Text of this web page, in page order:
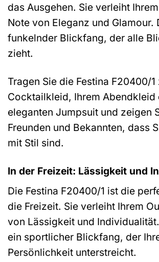
das Ausgehen. Sie verleiht
Note von Eleganz und Glamour.
funkelnder Blickfang, der alle
zieht.
Tragen Sie die Festina F20400/1
Cocktailkleid, Ihrem Abendkleid
eleganten Jumpsuit und zeigen
Freunden und Bekannten, dass
mit Stil sind.
In der Freizeit: Lässigkeit und
Die Festina F20400/1 ist die
die Freizeit. Sie verleiht Ihrem
von Lässigkeit und
ein sportlicher Blickfang, der
Persönlichkeit unterstreicht.